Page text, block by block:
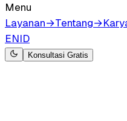
Menu
Layanan→Tentang→
ENID
Konsultasi Gratis